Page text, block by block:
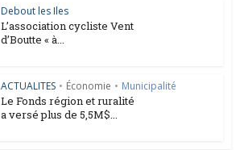
Debout les Iles
L’association cycliste Vent
d’Boutte « à...
ACTUALITES • Économie • Municipalité
Le Fonds région et ruralité
a versé plus de 5,5M$...